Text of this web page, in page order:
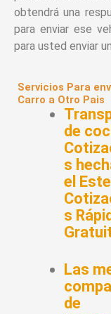
obtendrá una
para enviar ese
para usted enviar
Servicios Para
Carro a Otro Pais
de
s
el
s
Las
de